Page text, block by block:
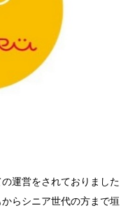
運営をされておりました
らシニア世代の方まで垣